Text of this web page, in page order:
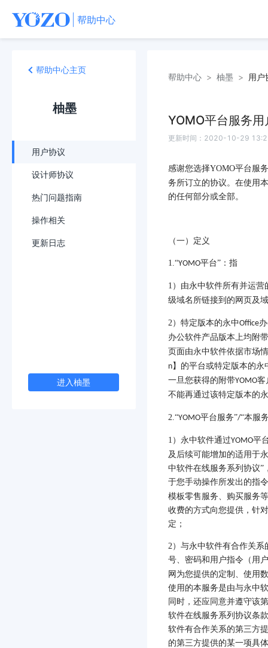
帮助中心
帮助中心主页
柚墨
用户协议
设计师协议
热门问题指南
操作相关
更新日志
进入柚墨
帮助中心 > 柚墨 > 用户
YOMO平台服务
更新时间： 2020-10-29
感谢您选择YOMO平台服
务所订立的协议。在使用
的任何部分或全部。
（一）定义
1.“YOMO平台”：指
1 ）由永中软件所有并运营
级域名所链接到的网页及
2）特定版本的永中Office
办公软件产品版本上均附带
页面由永中软件依据市场
n】的平台或特定版本的永
一旦您获得的附带YOMO客
不能再通过该特定版本的
2.“YOMO平台服务”/“本服
1 ）永中软件通过YOMO平
及后续可能增加的适用于
中软件在线服务系列协议
于您手动操作所发出的指
模板零售服务、购买服务
收费的方式向您提供，针
定；
2）与永中软件有合作关系
号、密码和用户指令（用
网为您提供的定制、使用
使用的本服务是由与永中
同时，还应同意并遵守该
软件在线服务系列协议条
软件有合作关系的第三方
的第三方提供的某一项具